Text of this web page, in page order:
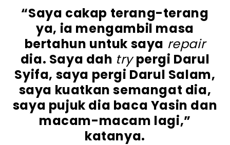
“Saya cakap terang-terang
ya, ia mengambil masa
bertahun untuk saya repair
dia. Saya dah trypergi Darul
Syifa, saya pergi Darul Salam,
saya kuatkan semangat dia,
saya pujuk dia baca Yasin dan
macam-macam lagi,”
katanya.